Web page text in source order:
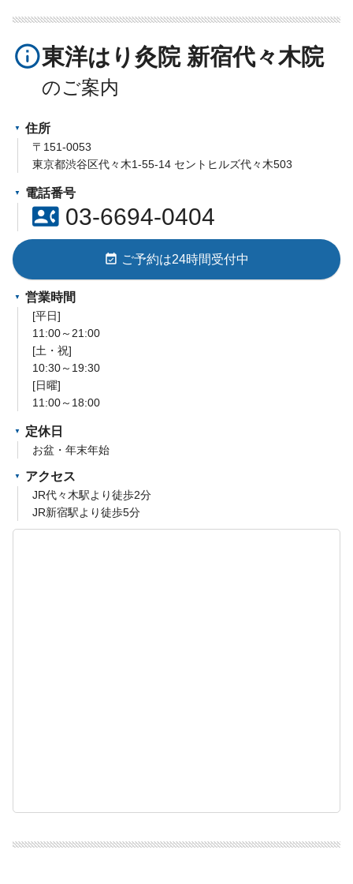
info_outline東洋はり灸院 新宿代々木院
住所
〒151-0053
東京都渋谷区代々木1-55-14 セントヒルズ代々木503
電話番号
contact_phone03-6694-0404
event_available ご予約は24時間受付中
営業時間
[平日]
11:00～21:00
[土・祝]
10:30～19:30
[日曜]
11:00～18:00
定休日
お盆・年末年始
アクセス
JR代々木駅より徒歩2分
JR新宿駅より徒歩5分